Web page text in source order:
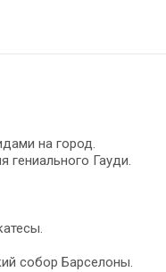
на город.
Гауди.
собор Барселоны.